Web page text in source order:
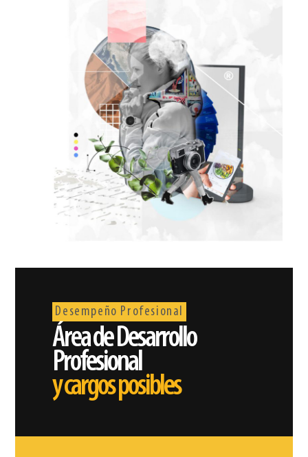
Desempeño Profesional
Área de Desarrollo
Profesional
y cargos posibles